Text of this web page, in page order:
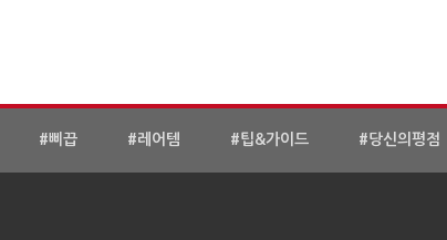
#삐끕 #레어템 #팁&가이드 #당신의평점